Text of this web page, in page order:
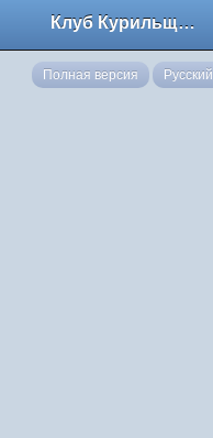
Клуб Курильщиков Трубки
Полная версия Русский